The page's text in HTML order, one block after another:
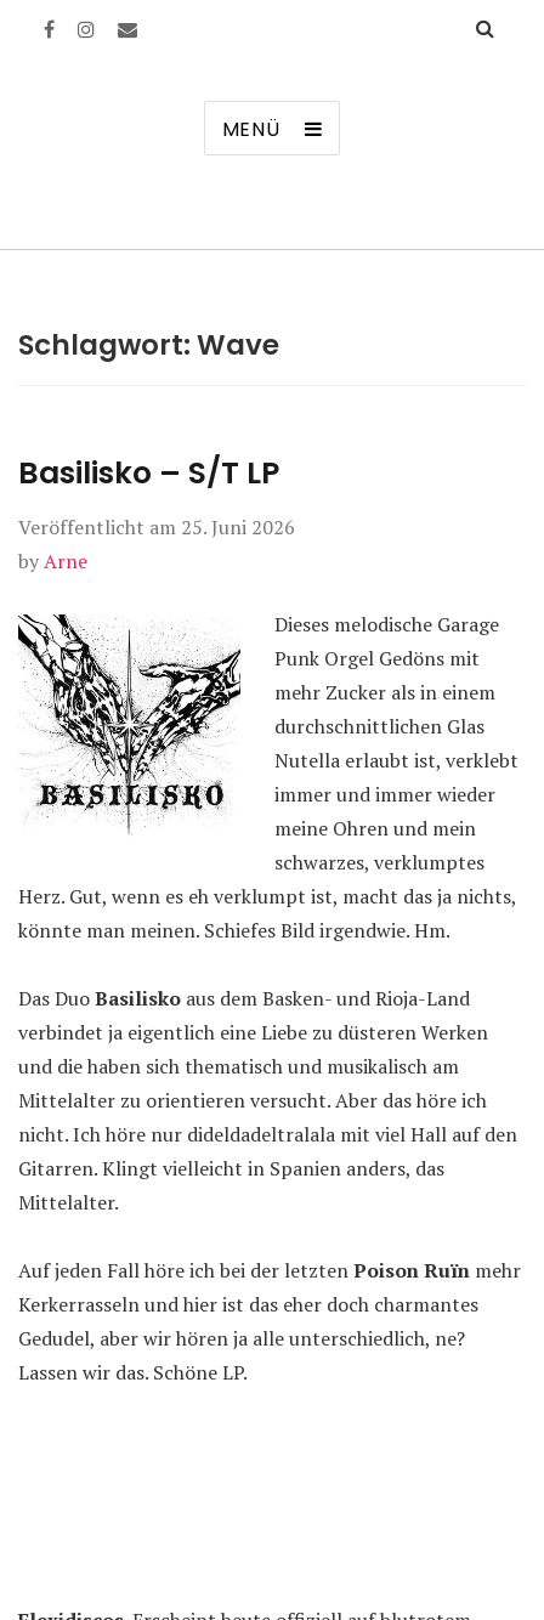
MENÜ
Schlagwort:Wave
Basilisko – S/T LP
Veröffentlicht am 25. Juni 2026
byArne
Dieses melodische Garage
Punk Orgel Gedöns mit
mehr Zucker als in einem
durchschnittlichen Glas
Nutella erlaubt ist, verklebt
immer und immer wieder
meine Ohren und mein
schwarzes, verklumptes
Herz. Gut, wenn es eh verklumpt ist, macht das ja nichts,
könnte man meinen. Schiefes Bild irgendwie. Hm.
Das DuoBasilisko aus dem Basken- und Rioja-Land
verbindet ja eigentlich eine Liebe zu düsteren Werken
und die haben sich thematisch und musikalisch am
Mittelalter zu orientieren versucht. Aber das höre ich
nicht. Ich höre nur dideldadeltralala mit viel Hall auf den
Gitarren. Klingt vielleicht in Spanien anders, das
Mittelalter.
Auf jeden Fall höre ich bei der letztenPoison Ruïn mehr
Kerkerrasseln und hier ist das eher doch charmantes
Gedudel, aber wir hören ja alle unterschiedlich, ne?
Lassen wir das. Schöne LP.